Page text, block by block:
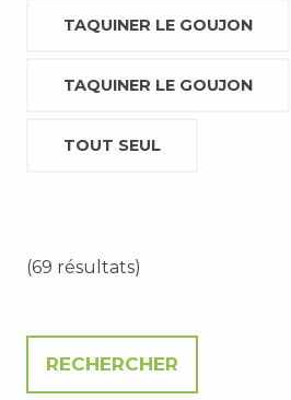
TAQUINER LE GOUJON
TAQUINER LE GOUJON
TOUT SEUL
(69 résultats)